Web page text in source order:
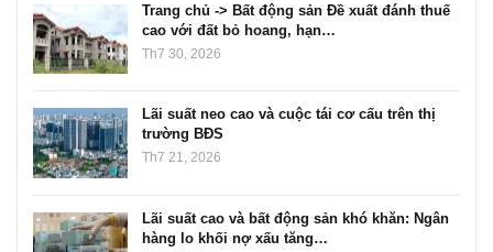
Trang chủ -> Bất động sản Đề xuất đánh thuế
cao với đất bỏ hoang, hạn…
Th7 30, 2026
Lãi suất neo cao và cuộc tái cơ cấu trên thị
trường BĐS
Th7 21, 2026
Lãi suất cao và bất động sản khó khăn: Ngân
hàng lo khối nợ xấu tăng…